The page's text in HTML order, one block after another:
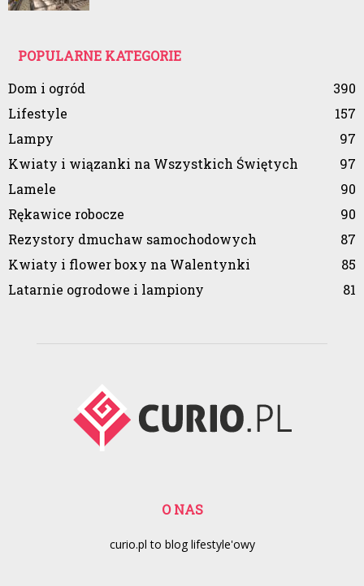
POPULARNE KATEGORIE
Dom i ogród
390
Lifestyle
157
Lampy
97
Kwiaty i wiązanki na Wszystkich Świętych
97
Lamele
90
Rękawice robocze
90
Rezystory dmuchaw samochodowych
87
Kwiaty i flower boxy na Walentynki
85
Latarnie ogrodowe i lampiony
81
O NAS
curio.pl to blog lifestyle'owy